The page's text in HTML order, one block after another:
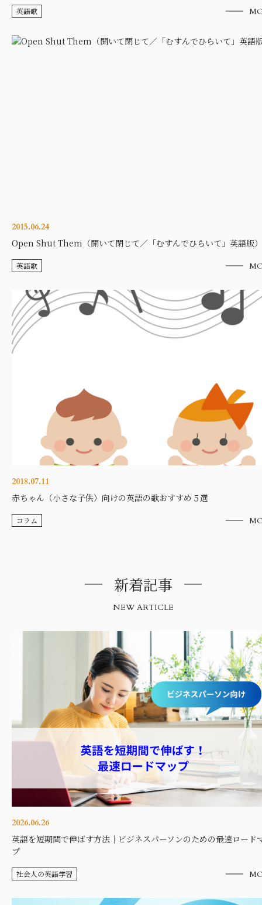
英語歌
2015.06.24
Open Shut Them（開いて閉じて／「むすんでひらいて」英語版）
英語歌
2018.07.11
赤ちゃん（小さな子供）向けの英語の歌おすすめ５選
コラム
新着記事
NEW ARTICLE
2026.06.26
英語を短期間で伸ばす方法｜ビジネスパーソンのための最速ロード
プ
社会人の英語学習